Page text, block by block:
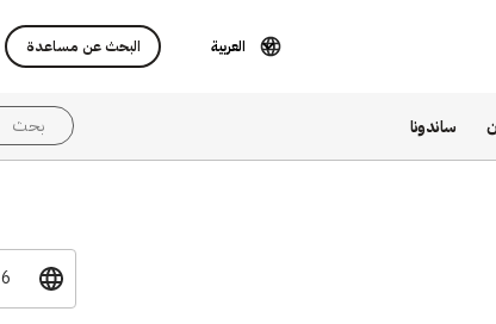
العربية البحث عن مساعدة
ساندونا